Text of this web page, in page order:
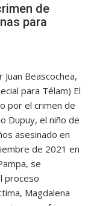
de
para
Juan Beascochea,
para Télam) El
por el crimen de
Dupuy, el niño de
asesinado en
de 2021 en
se
proceso
Magdalena